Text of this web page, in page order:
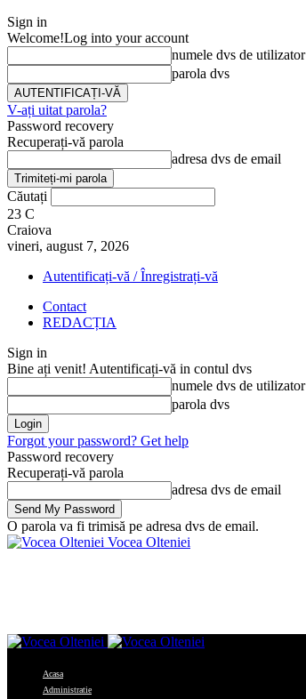
Sign in
Welcome!Log into your account
numele dvs de utilizator
parola dvs
V-ați uitat parola?
Password recovery
Recuperați-vă parola
adresa dvs de email
Căutați
23 C
Craiova
vineri, august 7, 2026
Autentificați-vă / Înregistrați-vă
Contact
REDACȚIA
Sign in
Bine ați venit! Autentificați-vă in contul dvs
numele dvs de utilizator
parola dvs
Forgot your password? Get help
Password recovery
Recuperați-vă parola
adresa dvs de email
O parola va fi trimisă pe adresa dvs de email.
Vocea Olteniei
Acasa
Administratie